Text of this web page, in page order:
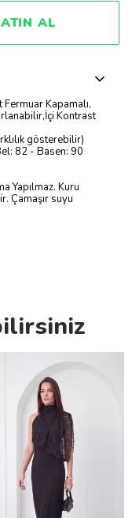
AL
Kapamalı,
Kontrast
gösterebilir)
82 - Basen: 90
Yapılmaz. Kuru
Çamaşır suyu